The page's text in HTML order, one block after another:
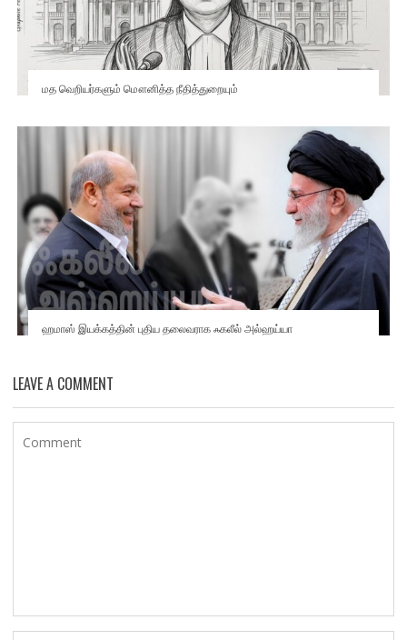
மத வெறியர்களும் மௌனித்த நீதித்துறையும்
ஹமாஸ் இயக்கத்தின் புதிய தலைவராக ஃகலீல் அல்ஹய்யா
LEAVE A COMMENT